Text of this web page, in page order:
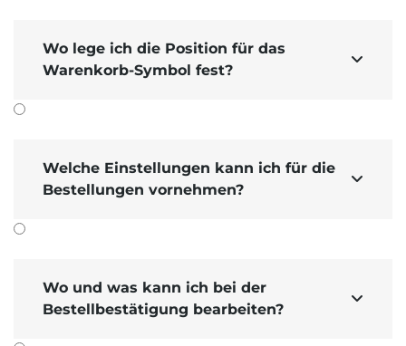
Wo lege ich die Position für das
Warenkorb-Symbol fest?

Welche Einstellungen kann ich für die
Bestellungen vornehmen?

Wo und was kann ich bei der
Bestellbestätigung bearbeiten?
